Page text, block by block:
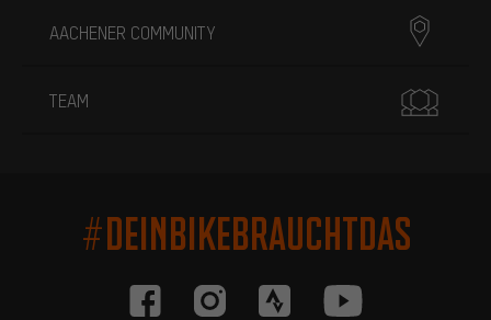
AACHENER COMMUNITY
TEAM
#DEINBIKEBRAUCHTDAS